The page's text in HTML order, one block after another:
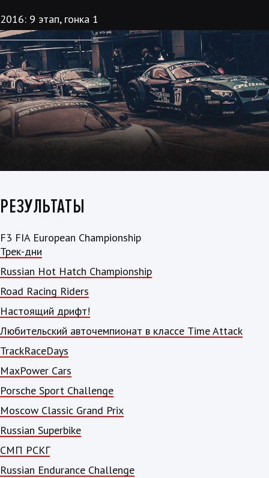
РЕЗУЛЬТАТЫ
F3 FIA European Championship
Трек-дни
Russian Hot Hatch Championship
Road Racing Riders
Настоящий дрифт!
Любительский авточемпионат в классе Time Attack
TrackRaceDays
MaxPower Cars
Porsche Sport Challenge
Moscow Classic Grand Prix
Russian Superbike
СМП РСКГ
Russian Endurance Challenge
2016: 9 этап, гонка 1